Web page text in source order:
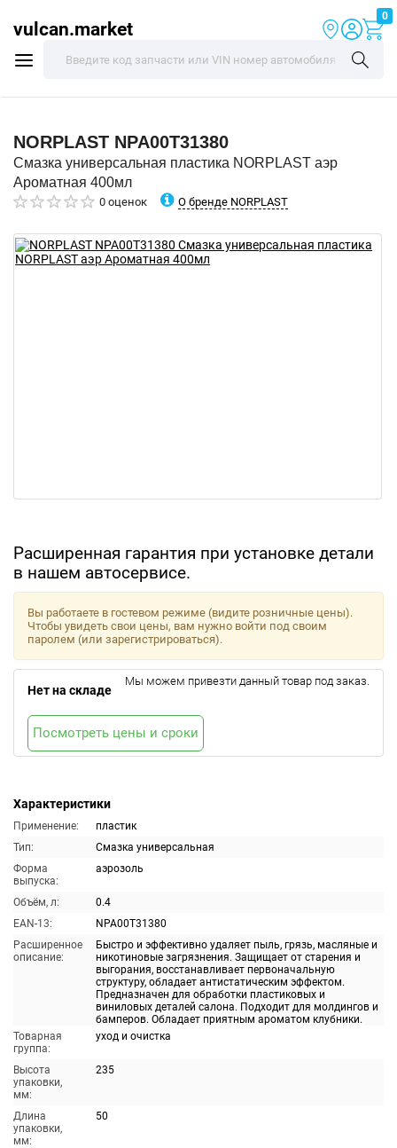
vulcan.market
0
NORPLAST NPA00T31380
Смазка универсальная пластика NORPLAST аэр
Ароматная 400мл
0 оценок О бренде NORPLAST
Расширенная гарантия при установке детали
в нашем автосервисе.
Характеристики
Применение:
пластик
Тип:
Смазка универсальная
Форма
выпуска:
аэрозоль
Объём, л:
0.4
EAN-13:
NPA00T31380
Расширенное
описание:
Быстро и эффективно удаляет пыль, грязь, масляные и
никотиновые загрязнения. Защищает от старения и
выгорания, восстанавливает первоначальную
структуру, обладает антистатическим эффектом.
Предназначен для обработки пластиковых и
виниловых деталей салона. Подходит для молдингов и
бамперов. Обладает приятным ароматом клубники.
Товарная
группа:
уход и очистка
Высота
упаковки,
мм:
235
Длина
упаковки,
мм:
50
Вы работаете в гостевом режиме (видите розничные цены).
Чтобы увидеть свои цены, вам нужно войти под своим
паролем (или зарегистрироваться).
Нет на складе
Мы можем привезти данный товар под заказ.
Посмотреть цены и сроки